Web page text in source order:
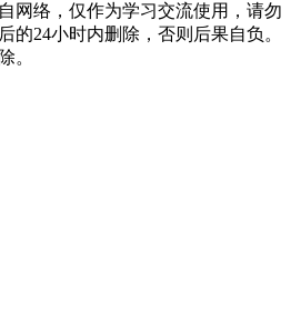
网络，仅作为学习交流使用，请勿
的24小时内删除，否则后果自负。
。